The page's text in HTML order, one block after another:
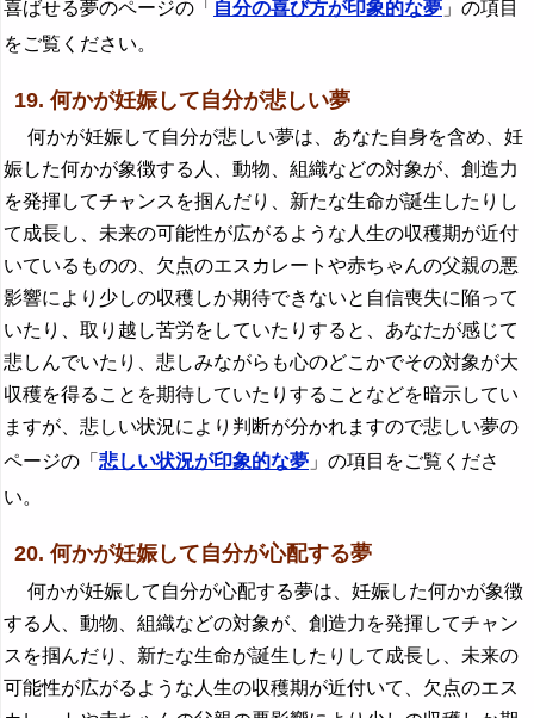
喜ばせる夢のページの「 自分の喜び方が印象的な夢 」の項目
をご覧ください。
19. 何かが妊娠して自分が悲しい夢
何かが妊娠して自分が悲しい夢は、あなた自身を含め、妊
娠した何かが象徴する人、動物、組織などの対象が、創造力
を発揮してチャンスを掴んだり、新たな生命が誕生したりし
て成長し、未来の可能性が広がるような人生の収穫期が近付
いているものの、欠点のエスカレートや赤ちゃんの父親の悪
影響により少しの収穫しか期待できないと自信喪失に陥って
いたり、取り越し苦労をしていたりすると、あなたが感じて
悲しんでいたり、悲しみながらも心のどこかでその対象が大
収穫を得ることを期待していたりすることなどを暗示してい
ますが、悲しい状況により判断が分かれますので悲しい夢の
ページの「 悲しい状況が印象的な夢 」の項目をご覧くださ
い。
20. 何かが妊娠して自分が心配する夢
何かが妊娠して自分が心配する夢は、妊娠した何かが象徴
する人、動物、組織などの対象が、創造力を発揮してチャン
スを掴んだり、新たな生命が誕生したりして成長し、未来の
可能性が広がるような人生の収穫期が近付いて、欠点のエス